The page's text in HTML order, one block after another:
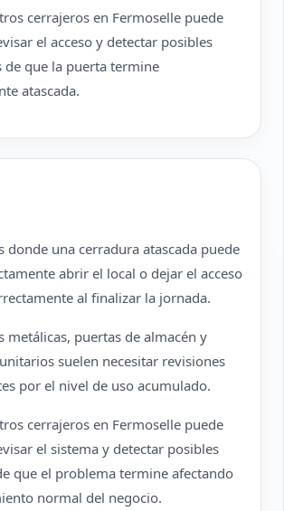
cerrajeros en Fermoselle puede
el acceso y detectar posibles
de que la puerta termine
atascada.
donde una cerradura atascada puede
abrir el local o dejar el acceso
al finalizar la jornada.
metálicas, puertas de almacén y
suelen necesitar revisiones
por el nivel de uso acumulado.
cerrajeros en Fermoselle puede
el sistema y detectar posibles
que el problema termine afectando
normal del negocio.